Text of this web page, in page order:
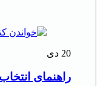
20 دی
راهنمای